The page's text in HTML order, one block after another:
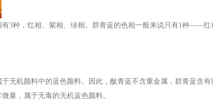
3种，红相、紫相、绿相。群青蓝的色相一般来说只有1种——红
无机颜料中的蓝色颜料。因此，酞青蓝不含重金属，群青蓝含
量，属于无毒的无机蓝色颜料。